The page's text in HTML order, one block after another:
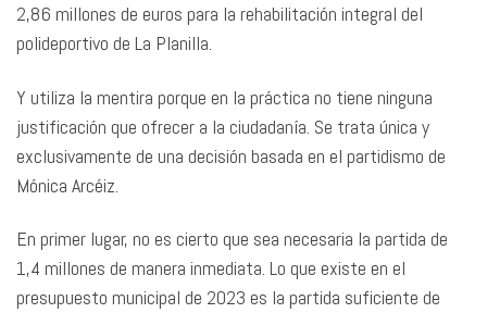
2,86 millones de euros para la rehabilitación integral del
polideportivo de La Planilla.
Y utiliza la mentira porque en la práctica no tiene ninguna
justificación que ofrecer a la ciudadanía. Se trata única y
exclusivamente de una decisión basada en el partidismo de
Mónica Arcéiz.
En primer lugar, no es cierto que sea necesaria la partida de
1,4 millones de manera inmediata. Lo que existe en el
presupuesto municipal de 2023 es la partida suficiente de